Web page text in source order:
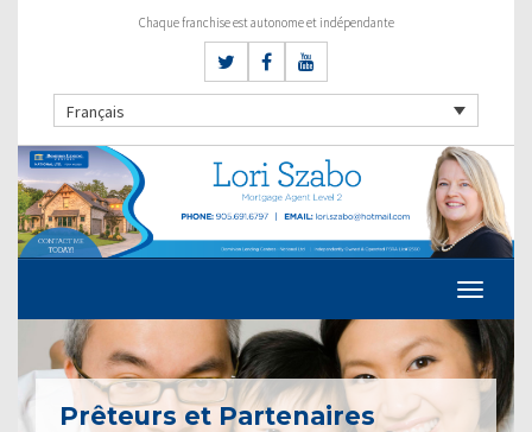
Chaque franchise est autonome et indépendante
Français
Prêteurs et Partenaires